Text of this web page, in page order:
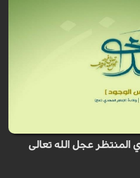
المنتظر عجل الله تعالى